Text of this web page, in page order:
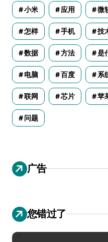
小米 应用 微
怎样 手机 技
数据 方法 是
电脑 百度 系
联网 芯片 苹
问题
广告
您错过了